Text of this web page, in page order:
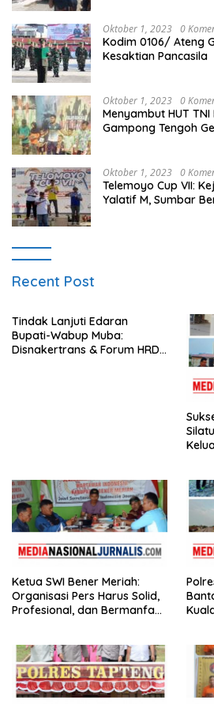
Oktober 1, 2023 0
Kodim 0106/ Ateng
Kesaktian Pancasila
Oktober 1, 2023 0
Menyambut HUT
Gampong Tengoh
Oktober 1, 2023 0
Telemoyo Cup VII:
Yalatif M, Sumbar
Recent Post
Tindak Lanjuti Edaran
Bupati-Wabup Muba:
Disnakertrans & Forum HRD
Ketua SWI Bener Meriah:
Organisasi Pers Harus Solid,
Profesional, dan Bermanfaat